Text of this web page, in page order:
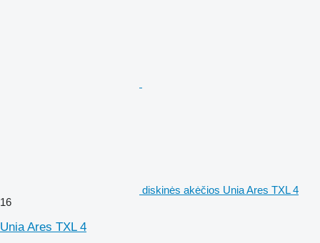
diskinės akėčios Unia Ares TXL 4
16
Unia Ares TXL 4